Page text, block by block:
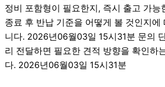
정비 포함형이 필요한지, 즉시 출고 가
종료 후 반납 기준을 어떻게 볼 것인지에
니다. 2026년06월03일 15시31분 문의
리 전달하면 필요한 견적 방향을 확인하
다. 2026년06월03일 15시31분